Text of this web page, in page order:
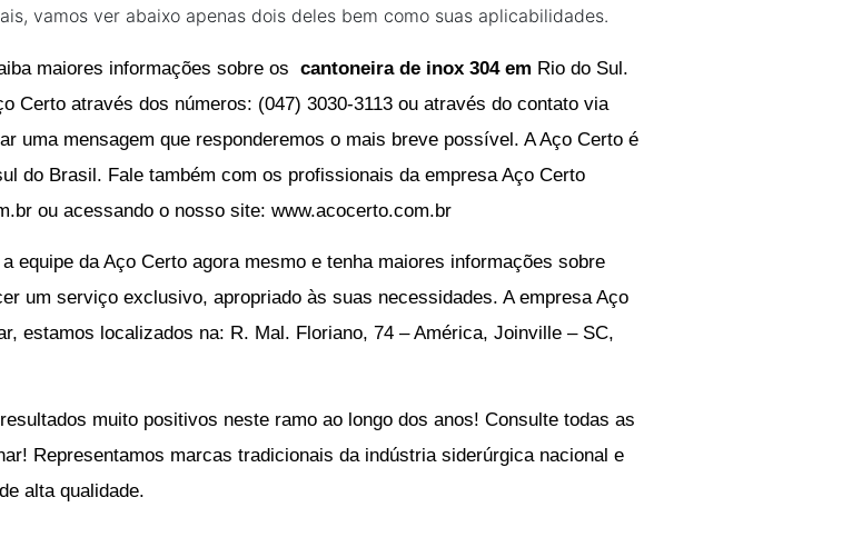
vamos ver abaixo apenas dois deles bem como suas aplicabilidades.
maiores informações sobre os cantoneira de inox 304 em Rio do Sul.
Certo através dos números: (047) 3030-3113 ou através do contato via
uma mensagem que responderemos o mais breve possível. A Aço Certo é
do Brasil. Fale também com os profissionais da empresa Aço Certo
ou acessando o nosso site: www.acocerto.com.br
equipe da Aço Certo agora mesmo e tenha maiores informações sobre
um serviço exclusivo, apropriado às suas necessidades. A empresa Aço
estamos localizados na: R. Mal. Floriano, 74 – América, Joinville – SC,
muito positivos neste ramo ao longo dos anos! Consulte todas as
Representamos marcas tradicionais da indústria siderúrgica nacional e
alta qualidade.